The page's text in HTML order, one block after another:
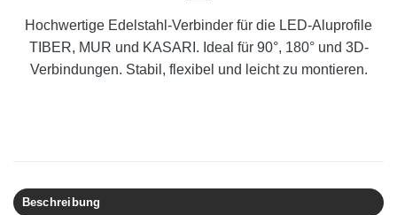
Hochwertige Edelstahl-Verbinder für die LED-Aluprofile
TIBER, MUR und KASARI. Ideal für 90°, 180° und 3D-
Verbindungen. Stabil, flexibel und leicht zu montieren.
Beschreibung